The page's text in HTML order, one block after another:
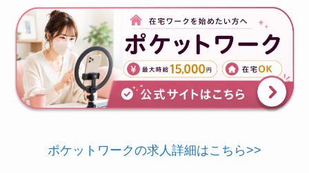
ポケットワークの求人詳細はこちら>>